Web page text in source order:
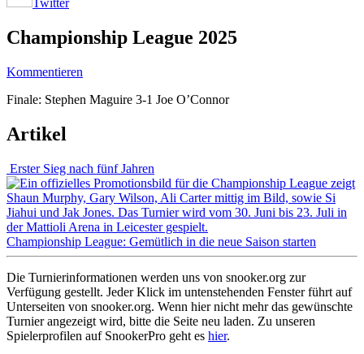
Twitter
Championship League 2025
Kommentieren
Finale: Stephen Maguire 3-1 Joe O’Connor
Artikel
Erster Sieg nach fünf Jahren
Championship League: Gemütlich in die neue Saison starten
Die Turnierinformationen werden uns von snooker.org zur
Verfügung gestellt. Jeder Klick im untenstehenden Fenster führt auf
Unterseiten von snooker.org. Wenn hier nicht mehr das gewünschte
Turnier angezeigt wird, bitte die Seite neu laden. Zu unseren
Spielerprofilen auf SnookerPro geht es hier.